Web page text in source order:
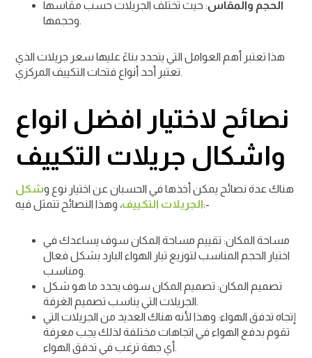
الحجم والمقاس: حيث تختلف الجريلات حسب مقاسها
وحجمها.
هذا تعتبر أهم العوامل التي يتحدد بناءً عليها سعر جريلات الذي
تعتبر أحد أنواع فتحات التكييف المركزي.
نصائح لاختيار افضل انواع
واشكال جريلات التكييف
هناك عدة نصائح يمكن أخذها في الحسبان عن اختيار نوع وشكل
الجريلات التكييف، وهذا النصائح تتمثل فيه:-
مساحة المكان: تقييم مساحة المكان سوف يساعدك في
اختيار الحجم المناسب لتوزيع تيار الهواء البارد بشكل فعال
ومناسب.
تصميم المكان: تصميم المكان سوف يحدد ما هو شكل
الجريلات التي يناسب تصميم الغرفة.
إتجاه تدفق الهواء: وهذا لأنه هناك العديد من الجريلات التي
تقوم بدفع الهواء في اتجاهات مختلفة لذلك يجب معرفة
أي جهة ترغب في تدفق الهواء.